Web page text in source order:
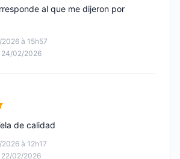
à 15h57
24/02/2026
al que me dijeron por
à 12h17
22/02/2026
de calidad